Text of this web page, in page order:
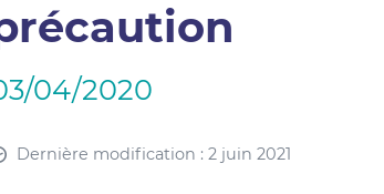
04/2020
Dernière modification : 2 juin 2021